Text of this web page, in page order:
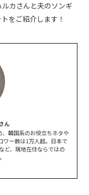
カさんと夫のソンギ
をご紹介します！
ん
韓国系のお役立ちネタや
ワー数は1万人超。日本で
ど、現地在住ならではの